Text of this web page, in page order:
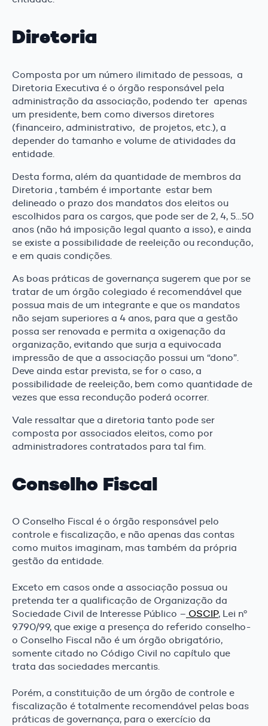
Diretoria
Composta por um número ilimitado de pessoas, a
Diretoria Executiva é o órgão responsável pela
administração da associação, podendo ter apenas
um presidente, bem como diversos diretores
(financeiro, administrativo, de projetos, etc.), a
depender do tamanho e volume de atividades da
entidade.
Desta forma, além da quantidade de membros da
Diretoria , também é importante estar bem
delineado o prazo dos mandatos dos eleitos ou
escolhidos para os cargos, que pode ser de 2, 4, 5…50
anos (não há imposição legal quanto a isso), e ainda
se existe a possibilidade de reeleição ou recondução,
e em quais condições.
As boas práticas de governança sugerem que por se
tratar de um órgão colegiado é recomendável que
possua mais de um integrante e que os mandatos
não sejam superiores a 4 anos, para que a gestão
possa ser renovada e permita a oxigenação da
organização, evitando que surja a equivocada
impressão de que a associação possui um “dono”.
Deve ainda estar prevista, se for o caso, a
possibilidade de reeleição, bem como quantidade de
vezes que essa recondução poderá ocorrer.
Vale ressaltar que a diretoria tanto pode ser
composta por associados eleitos, como por
administradores contratados para tal fim.
Conselho Fiscal
O Conselho Fiscal é o órgão responsável pelo
controle e fiscalização, e não apenas das contas
como muitos imaginam, mas também da própria
gestão da entidade.
Exceto em casos onde a associação possua ou
pretenda ter a qualificação de Organização da
Sociedade Civil de Interesse Público – OSCIP, Lei nº
9.790/99, que exige a presença do referido conselho-
o Conselho Fiscal não é um órgão obrigatório,
somente citado no Código Civil no capítulo que
trata das sociedades mercantis.
Porém, a constituição de um órgão de controle e
fiscalização é totalmente recomendável pelas boas
práticas de governança, para o exercício da